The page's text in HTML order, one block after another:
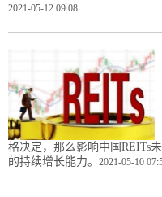
2021-05-12 09:08
格决定，那么影响中国REITs
的持续增长能力。 2021-05-10